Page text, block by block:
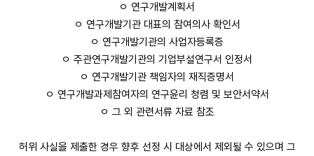
ㅇ 연구개발계획서
ㅇ 연구개발기관 대표의 참여의사 확인서
ㅇ 연구개발기관의 사업자등록증
ㅇ 주관연구개발기관의 기업부설연구서 인정서
ㅇ 연구개발기관 책임자의 재직증명서
ㅇ 연구개발과제참여자의 연구윤리 청렴 및 보안서약서
ㅇ 그 외 관련서류 자료 참조
허위 사실을 제출한 경우 향후 선정 시 대상에서 제외될 수 있으며 그